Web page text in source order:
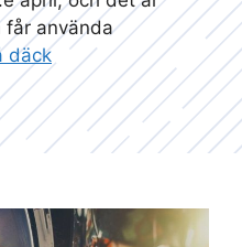
får använda
däck